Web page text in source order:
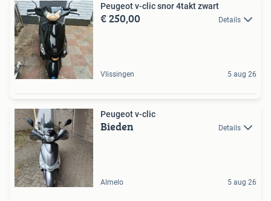
Peugeot v-clic snor 4takt zwart
€ 250,00 Details
Vlissingen 5 aug 26
Peugeot v-clic
Bieden Details
Almelo 5 aug 26